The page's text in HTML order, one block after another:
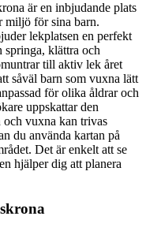
är en inbjudande plats
miljö för sina barn.
lekplatsen en perfekt
springa, klättra och
till aktiv lek året
såväl barn som vuxna lätt
för olika åldrar och
uppskattar den
och vuxna kan trivas
du använda kartan på
Det är enkelt att se
hjälper dig att planera